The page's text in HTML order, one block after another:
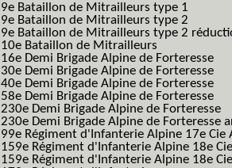
9e Bataillon de Mitrailleurs type 1
9e Bataillon de Mitrailleurs type 2
9e Bataillon de Mitrailleurs type 2
10e Bataillon de Mitrailleurs
16e Demi Brigade Alpine de Forteresse
30e Demi Brigade Alpine de Forteresse
40e Demi Brigade Alpine de Forteresse
58e Demi Brigade Alpine de Forteresse
230e Demi Brigade Alpine de Forteresse
230e Demi Brigade Alpine de Forteresse
99e Régiment d'Infanterie Alpine 17e
159e Régiment d'Infanterie Alpine 18e
159e Régiment d'Infanterie Alpine 18e